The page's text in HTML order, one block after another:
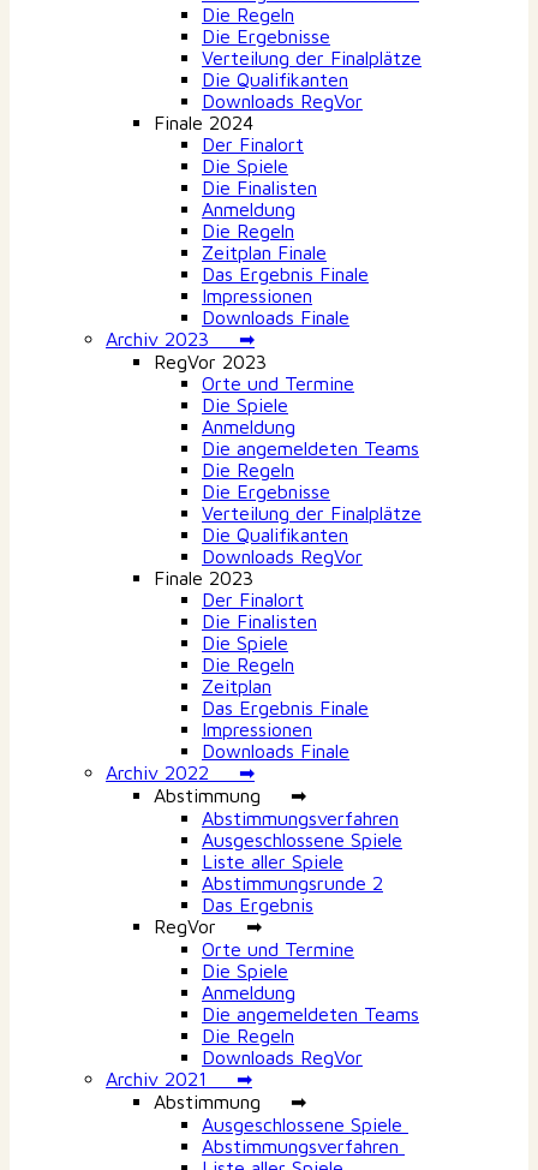
Die Regeln
Die Ergebnisse
Verteilung der Finalplätze
Die Qualifikanten
Downloads RegVor
Finale 2024
Der Finalort
Die Spiele
Die Finalisten
Anmeldung
Die Regeln
Zeitplan Finale
Das Ergebnis Finale
Impressionen
Downloads Finale
Archiv 2023 ➡
RegVor 2023
Orte und Termine
Die Spiele
Anmeldung
Die angemeldeten Teams
Die Regeln
Die Ergebnisse
Verteilung der Finalplätze
Die Qualifikanten
Downloads RegVor
Finale 2023
Der Finalort
Die Finalisten
Die Spiele
Die Regeln
Zeitplan
Das Ergebnis Finale
Impressionen
Downloads Finale
Archiv 2022 ➡
Abstimmung ➡
Abstimmungsverfahren
Ausgeschlossene Spiele
Liste aller Spiele
Abstimmungsrunde 2
Das Ergebnis
RegVor ➡
Orte und Termine
Die Spiele
Anmeldung
Die angemeldeten Teams
Die Regeln
Downloads RegVor
Archiv 2021 ➡
Abstimmung ➡
Ausgeschlossene Spiele
Abstimmungsverfahren